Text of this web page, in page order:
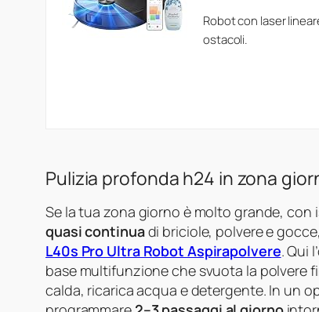
Robot con laser
ostacoli.
Pulizia profonda h24 in zona
Se la tua zona giorno è molto grande,
quasi continuadi briciole, polvere e
L40s Pro Ultra Robot Aspirapolvere. Qui
base multifunzione che svuota la polvere
calda, ricarica acqua e detergente. In un